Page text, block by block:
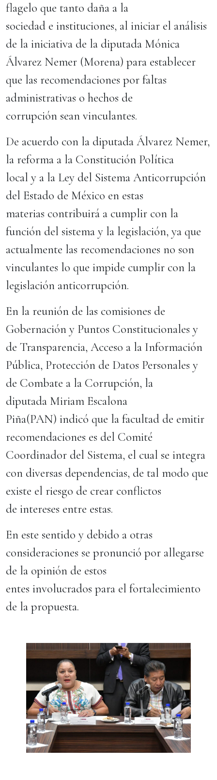
flagelo que tanto daña a la
sociedad e instituciones, al iniciar el análisis
de la iniciativa de la diputada Mónica
Álvarez Nemer (Morena) para establecer
que las recomendaciones por faltas
administrativas o hechos de
corrupción sean vinculantes.
De acuerdo con la diputada Álvarez Nemer,
la reforma a la Constitución Política
local y a la Ley del Sistema Anticorrupción
del Estado de México en estas
materias contribuirá a cumplir con la
función del sistema y la legislación, ya que
actualmente las recomendaciones no son
vinculantes lo que impide cumplir con la
legislación anticorrupción.
En la reunión de las comisiones de
Gobernación y Puntos Constitucionales y
de Transparencia, Acceso a la Información
Pública, Protección de Datos Personales y
de Combate a la Corrupción, la
diputada Miriam Escalona
Piña(PAN) indicó que la facultad de emitir
recomendaciones es del Comité
Coordinador del Sistema, el cual se integra
con diversas dependencias, de tal modo que
existe el riesgo de crear conflictos
de intereses entre estas.
En este sentido y debido a otras
consideraciones se pronunció por allegarse
de la opinión de estos
entes involucrados para el fortalecimiento
de la propuesta.